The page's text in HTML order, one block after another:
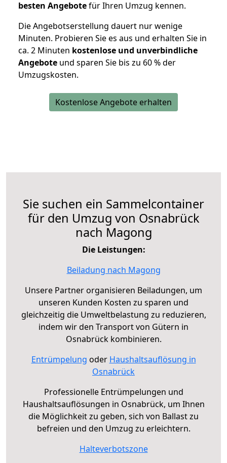
besten Angebotefür Ihren Umzug kennen.
Die Angebotserstellung dauert nur wenige
Minuten. Probieren Sie es aus und erhalten Sie in
ca. 2 Minuten kostenlose und unverbindliche
Angebote und sparen Sie bis zu 60 % der
Umzugskosten.
Kostenlose Angebote erhalten
Sie suchen ein Sammelcontainer
für den Umzug von Osnabrück
nach Magong
Die Leistungen:
Beiladung nach Magong
Unsere Partner organisieren Beiladungen, um
unseren Kunden Kosten zu sparen und
gleichzeitig die Umweltbelastung zu reduzieren,
indem wir den Transport von Gütern in
Osnabrück kombinieren.
Entrümpelung oder Haushaltsauflösung in
Osnabrück
Professionelle Entrümpelungen und
Haushaltsauflösungen in Osnabrück, um Ihnen
die Möglichkeit zu geben, sich von Ballast zu
befreien und den Umzug zu erleichtern.
Halteverbotszone